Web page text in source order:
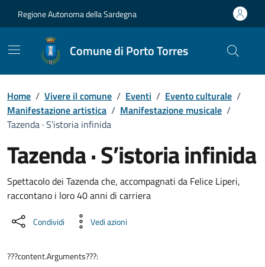
Regione Autonoma della Sardegna
Comune di Porto Torres
Home / Vivere il comune / Eventi / Evento culturale /
Manifestazione artistica / Manifestazione musicale /
Tazenda · S’istoria infinida
Tazenda · S’istoria infinida
Dettaglio dell'evento
Spettacolo dei Tazenda che, accompagnati da Felice Liperi,
raccontano i loro 40 anni di carriera
Condividi Vedi azioni
???content.Arguments???: